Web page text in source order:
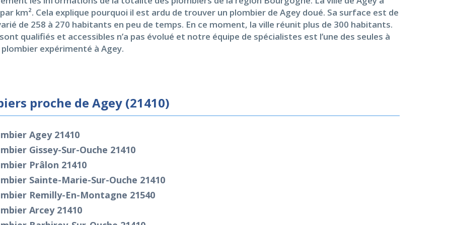
km². Cela explique pourquoi il est ardu de trouver un plombier de Agey doué. Sa surface est de
de 258 à 270 habitants en peu de temps. En ce moment, la ville réunit plus de 300 habitants.
qualifiés et accessibles n’a pas évolué et notre équipe de spécialistes est l’une des seules à
expérimenté à Agey.
proche de Agey (21410)
Agey 21410
Gissey-Sur-Ouche 21410
Prâlon 21410
Sainte-Marie-Sur-Ouche 21410
Remilly-En-Montagne 21540
Arcey 21410